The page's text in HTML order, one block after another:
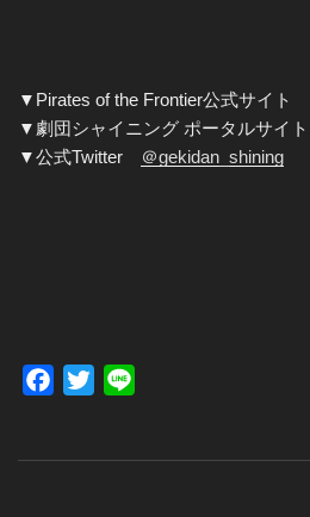
▼Pirates of the Frontier公式サイト
▼劇団シャイニング ポータルサイト
▼公式Twitter
＠gekidan_shining